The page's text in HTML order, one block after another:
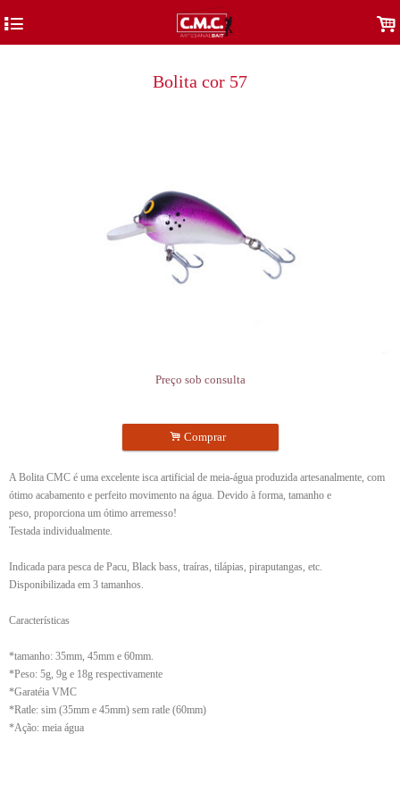
4 .
Bolita cor 57
Preço sob consulta
. Comprar
A Bolita CMC é uma excelente isca artificial de meia-água produzida artesanalmente, com
ótimo acabamento e perfeito movimento na água. Devido à forma, tamanho e
peso, proporciona um ótimo arremesso!
Testada individualmente.
Indicada para pesca de Pacu, Black bass, traíras, tilápias, piraputangas, etc.
Disponibilizada em 3 tamanhos.
Características
*tamanho: 35mm, 45mm e 60mm.
*Peso: 5g, 9g e 18g respectivamente
*Garatéia VMC
*Ratle: sim (35mm e 45mm) sem ratle (60mm)
*Ação: meia água